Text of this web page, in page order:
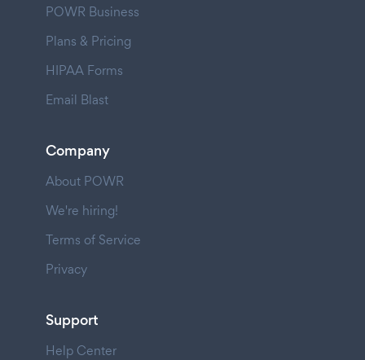
POWR Business
Plans & Pricing
HIPAA Forms
Email Blast
Company
About POWR
We're hiring!
Terms of Service
Privacy
Support
Help Center